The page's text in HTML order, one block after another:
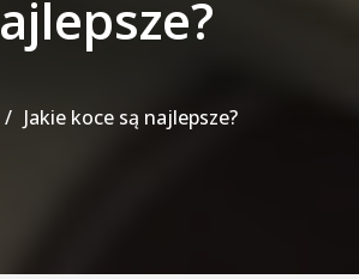
Jakie koce są najlepsze?